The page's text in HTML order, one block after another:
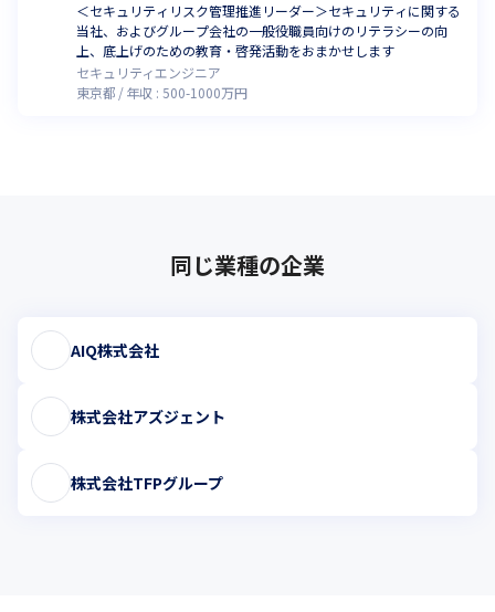
＜セキュリティリスク管理推進リーダー＞セキュリティに関する
当社、およびグループ会社の一般役職員向けのリテラシーの向
上、底上げのための教育・啓発活動をおまかせします
セキュリティエンジニア
東京都
年収 :500-1000万円
同じ業種の企業
AIQ株式会社
株式会社アズジェント
株式会社TFPグループ